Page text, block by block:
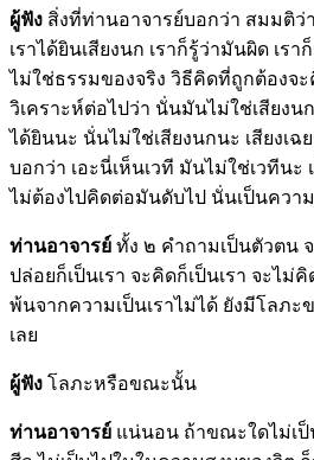
ผู้ฟัง สิ่งที่ท่านอาจารย์บอกว่า สมมติว่
เราได้ยินเสียงนก เราก็รู้ว่ามันผิด เร
ไม่ใช่ธรรมของจริง วิธีคิดที่ถูกต้องจะ
วิเคราะห์ต่อไปว่า นั่นมันไม่ใช่เสียงน
ได้ยินนะ นั่นไม่ใช่เสียงนกนะ เสียงเฉ
บอกว่า เอะนี่เห็นเวที มันไม่ใช่เวทีนะ
ไม่ต้องไปคิดต่อมันดับไป นั่นเป็นควา
ท่านอาจารย์ ทั้ง ๒ คำถามเป็นตัวตน
ปล่อยก็เป็นเรา จะคิดก็เป็นเรา จะไม่
พ้นจากความเป็นเราไม่ได้ ยังมีโลภะ
เลย
ผู้ฟัง โลภะหรือขณะนั้น
ท่านอาจารย์ แน่นอน ถ้าขณะใดไม่เป็